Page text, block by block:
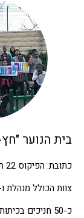
בית הנוער
כתובת: הפיקוס 22 תל אביב י
צוות הכולל מנהלת ו- 7
כ-50 חניכים בכיתות ג'-יב'